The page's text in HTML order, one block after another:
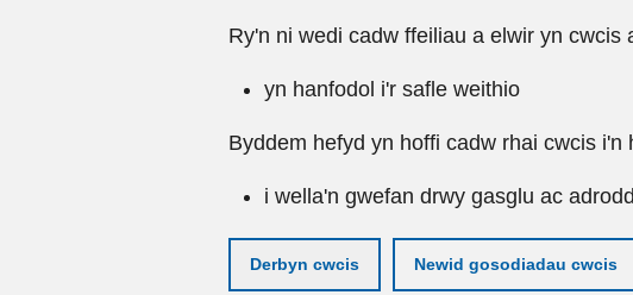
Ry'n ni wedi cadw ffeiliau a elwir yn cwcis
yn hanfodol i'r safle weithio
Byddem hefyd yn hoffi cadw rhai cwcis i'n
i wella'n gwefan drwy gasglu ac
Derbyn cwcis Newid gosodiadau cwcis